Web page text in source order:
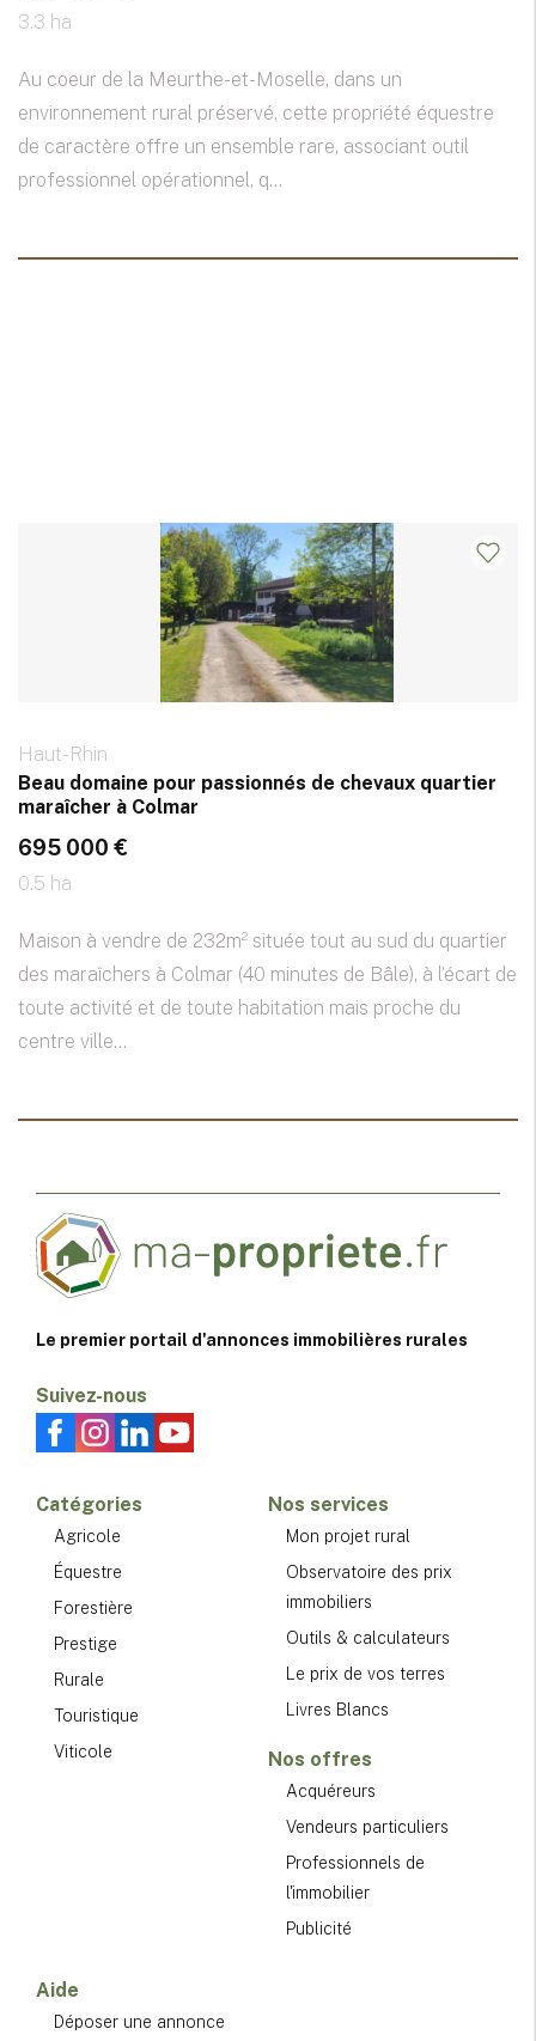
3.3 ha
Au coeur de la Meurthe-et-Moselle, dans un
environnement rural préservé, cette propriété équestre
de caractère offre un ensemble rare, associant outil
professionnel opérationnel, q...
Haut-Rhin
Beau domaine pour passionnés de chevaux quartier
maraîcher à Colmar
695 000 €
0.5 ha
Maison à vendre de 232m² située tout au sud du quartier
des maraîchers à Colmar (40 minutes de Bâle), à l’écart de
toute activité et de toute habitation mais proche du
centre ville...
Le premier portail d'annonces immobilières rurales
Suivez-nous
Catégories
Agricole
Équestre
Forestière
Prestige
Rurale
Touristique
Viticole
Nos services
Mon projet rural
Observatoire des prix
immobiliers
Outils & calculateurs
Le prix de vos terres
Livres Blancs
Nos offres
Acquéreurs
Vendeurs particuliers
Professionnels de
l'immobilier
Publicité
Aide
Déposer une annonce